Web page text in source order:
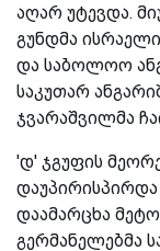
აღარ უტევდა.
გუნდმა
და საბოლოო
საკუთარ
ჯვარაშვილმა
'დ' ჯგუფის
დაამარცხა
გერმანელებმა